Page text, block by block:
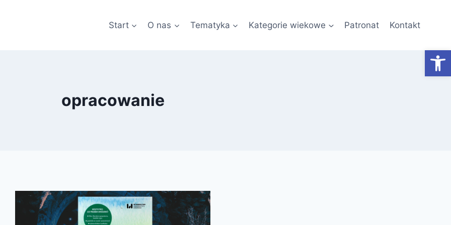
Start O nas Tematyka Kategorie wiekowe Patronat Kontakt
opracowanie